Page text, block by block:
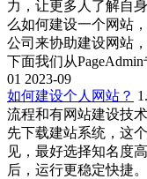
力，让更多人了解自
么如何建设一个网站
公司来协助建设网站
下面我们从
01 2023-09
如何建设个人网站？
流程和有网站建设技
先下载建站系统，这
见，最好选择知名度
后，运行更稳定快捷